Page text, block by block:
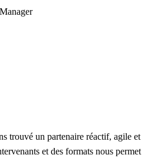
trouvé un partenaire réactif, agile et
et des formats nous permet